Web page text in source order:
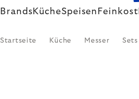
Brands KücheSpeisen Feinkost
Startseite Küche Messer Sets